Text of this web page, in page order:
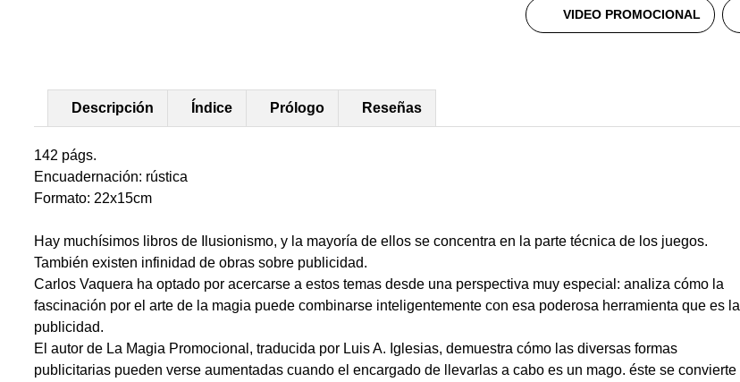
VIDEO PROMOCIONAL
Descripción Índice Prólogo Reseñas
142 págs.
Encuadernación: rústica
Formato: 22x15cm
Hay muchísimos libros de Ilusionismo, y la mayoría de ellos se concentra en la parte técnica de los juegos.
También existen infinidad de obras sobre publicidad.
Carlos Vaquera ha optado por acercarse a estos temas desde una perspectiva muy especial: analiza cómo la
fascinación por el arte de la magia puede combinarse inteligentemente con esa poderosa herramienta que es la
publicidad.
El autor de La Magia Promocional, traducida por Luis A. Iglesias, demuestra cómo las diversas formas
publicitarias pueden verse aumentadas cuando el encargado de llevarlas a cabo es un mago. éste se convierte